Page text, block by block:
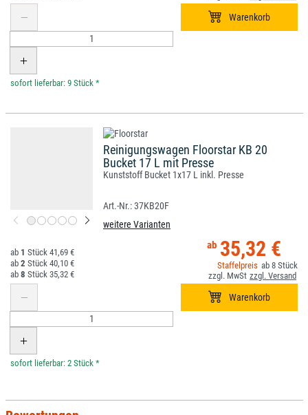
*
Reinigungswagen Floorstar KB 20
Bucket 17 L mit Presse
Kunststoff Bucket 1x17 L inkl. Presse
37KB20F
weitere Varianten
35,32 €
8
1
41,69 €
2
40,10 €
8
35,32 €
*